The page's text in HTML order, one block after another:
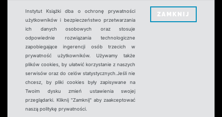
Instytut Książki dba o ochronę prywatności
użytkowników i bezpieczeństwo przetwarzania
ich danych osobowych oraz stosuje
odpowiednie rozwiązania technologiczne
zapobiegające ingerencji osób trzecich w
prywatność użytkowników. Używamy także
plików cookies, by ułatwić korzystanie z naszych
serwisów oraz do celów statystycznych.Jeśli nie
chcesz, by pliki cookies były zapisywane na
Twoim dysku zmień ustawienia swojej
przeglądarki. Kliknij "Zamknij" aby zaakceptować
naszą politykę prywatności.
ZAMKNIJ